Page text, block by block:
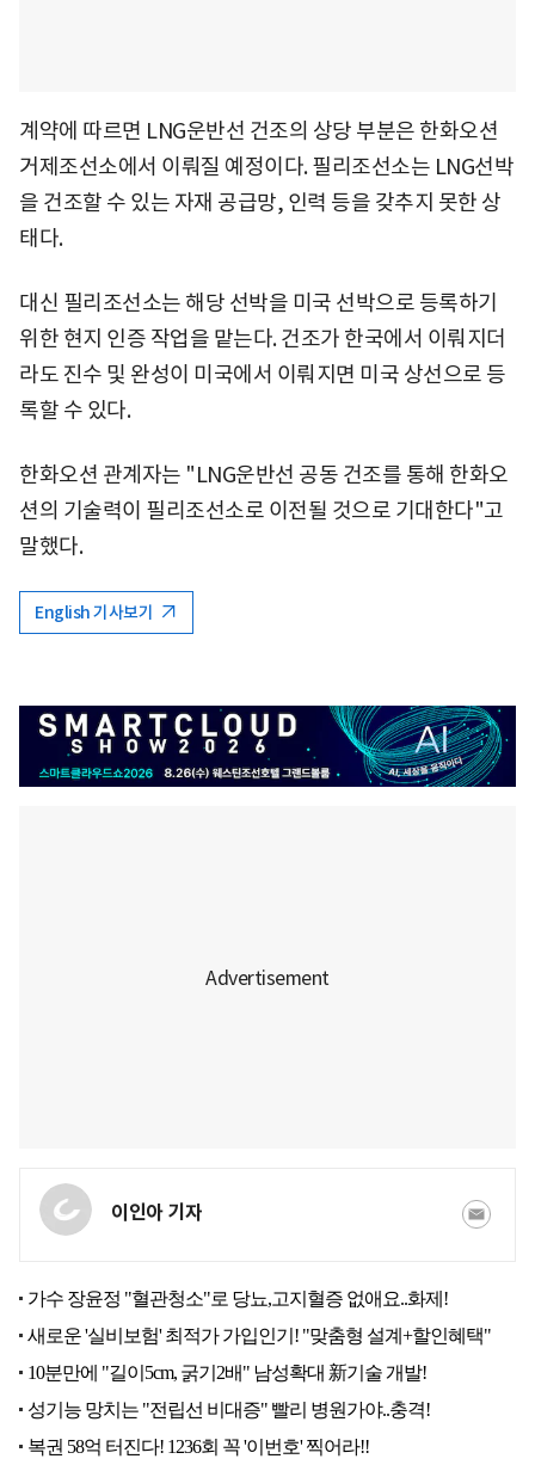
계약에 따르면 LNG운반선 건조의 상당 부분은 한화오션
거제조선소에서 이뤄질 예정이다. 필리조선소는 LNG선박
을 건조할 수 있는 자재 공급망, 인력 등을 갖추지 못한 상
태다.
대신 필리조선소는 해당 선박을 미국 선박으로 등록하기
위한 현지 인증 작업을 맡는다. 건조가 한국에서 이뤄지더
라도 진수 및 완성이 미국에서 이뤄지면 미국 상선으로 등
록할 수 있다.
한화오션 관계자는 "LNG운반선 공동 건조를 통해 한화오
션의 기술력이 필리조선소로 이전될 것으로 기대한다"고
말했다.
English 기사보기
이인아 기자